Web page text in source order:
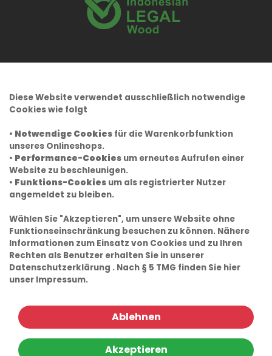
Diese Website verwendet ausschließlich notwendige
Cookies wie folgt
• Notwendige Cookies für die Warenkorbfunktion
unseres Onlineshops.
• Performance-Cookies um erneutes Aufrufen einer
Website zu beschleunigen.
• Funktions-Cookies um als registrierter Nutzer
angemeldet zu bleiben.
Wählen Sie "Akzeptieren", um unsere Website ohne
Funktionseinschränkung besuchen zu können. Nähere
Informationen zum Einsatz von Cookies und zu Ihren
Rechten als Benutzer erhalten Sie in unserer
Datenschutzerklärung . Nach § 5 TMG finden Sie hier
unser Impressum.
Ablehnen
Akzeptieren